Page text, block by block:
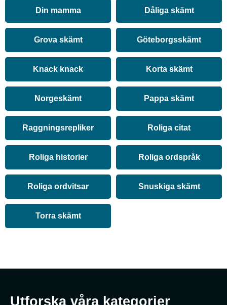
Din mamma Dåliga skämt
Grova skämt Göteborgsskämt
Knack knack Korta skämt
Norgeskämt Pappa skämt
Raggningsrepliker Roliga citat
Roliga historier Roliga ordspråk
Roliga ordvitsar Snuskiga skämt
Torra skämt
Utforska våra kategorier